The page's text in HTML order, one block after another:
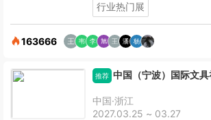
行业热门展
163666
推荐 中国（宁波）国际文
中国·浙江
2027.03.25 ~ 03.27